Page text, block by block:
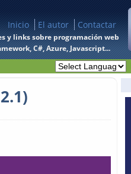
Inicio El autor Contactar
y links sobre programación web
C#, Azure, Javascript...